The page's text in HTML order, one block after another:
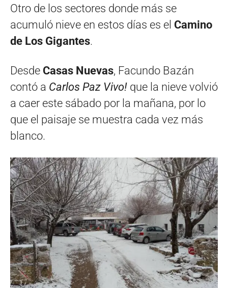
Otro de los sectores donde más se
acumuló nieve en estos días es el Camino
de Los Gigantes.
Desde Casas Nuevas, Facundo Bazán
contó a Carlos Paz Vivo! que la nieve volvió
a caer este sábado por la mañana, por lo
que el paisaje se muestra cada vez más
blanco.